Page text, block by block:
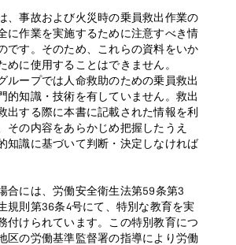
、事故および火災時の乗員救出作業の
に作業を実施するために注意すべき情
です。そのため、これらの資料をいか
めに使用することはできません。
ループでは人命救助のための乗員救出
的知識・技術を有していません。救出
出する際に本書に記載された情報を利
その内容をあらかじめ把握したうえ
知識に基づいて判断・決定しなければ
合には、労働安全衛生法第59条第3
規則第36条4号にて、特別な教育を実
付けられています。この特別教育につ
区の労働基準監督署の指導により労働